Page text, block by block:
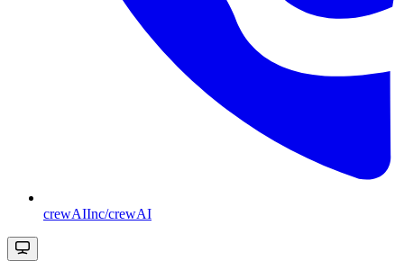
crewAIInc/crewAI